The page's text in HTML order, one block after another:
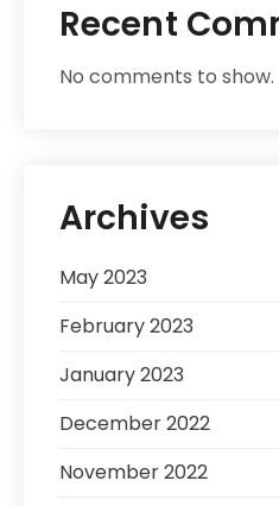
Recent
No comments to show.
Archives
May 2023
February 2023
January 2023
December 2022
November 2022